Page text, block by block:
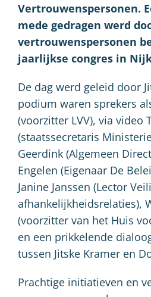
Vertrouwenspersonen.
mede gedragen werd
vertrouwenspersonen
jaarlijkse congres in
De dag werd geleid door
podium waren sprekers
(voorzitter LVV), via video
(staatssecretaris
Geerdink (Algemeen
Engelen (Eigenaar De
Janine Janssen (Lector
afhankelijkheidsrelaties),
(voorzitter van het Huis
en een prikkelende
tussen Jitske Kramer en
Prachtige initiatieven en